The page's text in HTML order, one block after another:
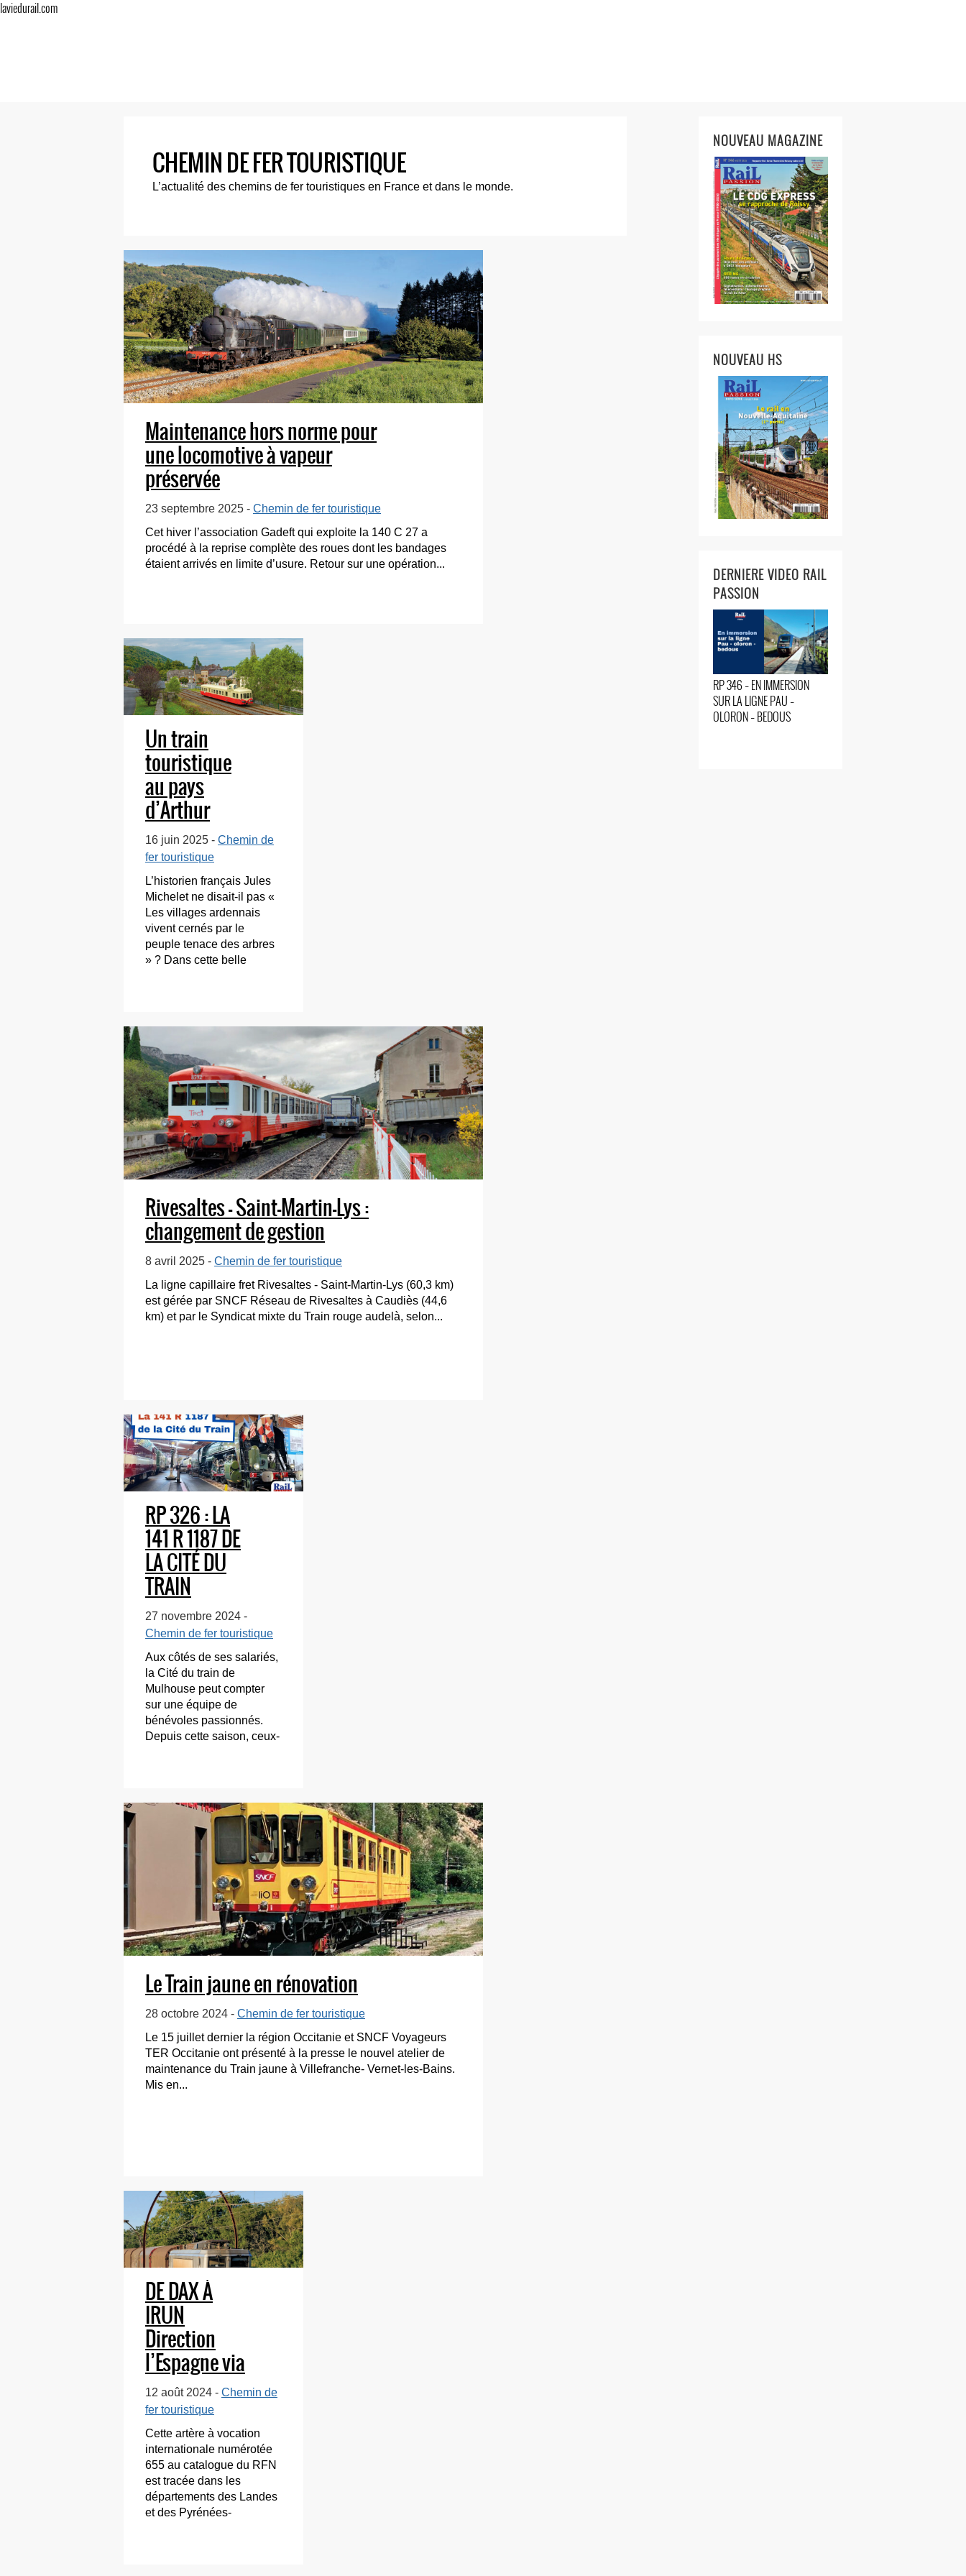
laviedurail.com
CHEMIN DE FER TOURISTIQUE
L’actualité des chemins de fer touristiques en France et dans le monde.
Maintenance hors norme pour
une locomotive à vapeur
préservée
23 septembre 2025 - Chemin de fer touristique
Cet hiver l’association Gadeft qui exploite la 140 C 27 a
procédé à la reprise complète des roues dont les bandages
étaient arrivés en limite d’usure. Retour sur une opération...
Un train
touristique
au pays
d’Arthur
Rimbaud
16 juin 2025 - Chemin de
fer touristique
L’historien français Jules
Michelet ne disait-il pas «
Les villages ardennais
vivent cernés par le
peuple tenace des arbres
» ? Dans cette belle
Rivesaltes – Saint-Martin-Lys :
changement de gestion
8 avril 2025 - Chemin de fer touristique
La ligne capillaire fret Rivesaltes - Saint-Martin-Lys (60,3 km)
est gérée par SNCF Réseau de Rivesaltes à Caudiès (44,6
km) et par le Syndicat mixte du Train rouge audelà, selon...
RP 326 : LA
141 R 1187 DE
LA CITÉ DU
TRAIN
27 novembre 2024 -
Chemin de fer touristique
Aux côtés de ses salariés,
la Cité du train de
Mulhouse peut compter
sur une équipe de
bénévoles passionnés.
Depuis cette saison, ceux-
Le Train jaune en rénovation
28 octobre 2024 - Chemin de fer touristique
Le 15 juillet dernier la région Occitanie et SNCF Voyageurs
TER Occitanie ont présenté à la presse le nouvel atelier de
maintenance du Train jaune à Villefranche- Vernet-les-Bains.
Mis en...
DE DAX À
IRUN
Direction
l’Espagne via
les Landes et
la côte
basque
12 août 2024 - Chemin de
fer touristique
Cette artère à vocation
internationale numérotée
655 au catalogue du RFN
est tracée dans les
départements des Landes
et des Pyrénées-
NOUVEAU MAGAZINE
NOUVEAU HS
DERNIERE VIDEO RAIL
PASSION
RP 346 – EN IMMERSION
SUR LA LIGNE PAU –
OLORON – BEDOUS